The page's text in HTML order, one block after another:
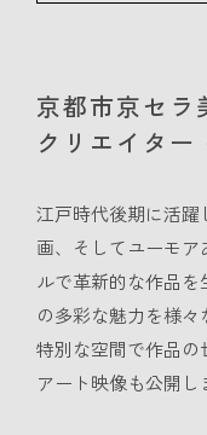
京都市京セラ
クリエイタ
江戸時代後期に活
画、そしてユーモ
ルで革新的な作品
の多彩な魅力を様々
特別な空間で作品
アート映像も公開し